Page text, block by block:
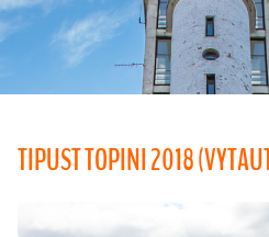
TIPUST TOPINI 2018